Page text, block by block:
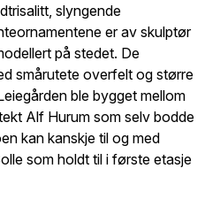
slyngende
er av skulptør
på stedet. De
smårutete overfelt og større
ble bygget mellom
Alf Hurum som selv bodde
kan kanskje til og med
som holdt til i første etasje